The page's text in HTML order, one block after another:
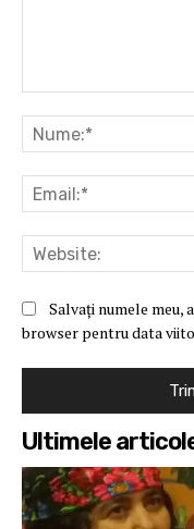
Salvați numele meu,
browser pentru data
Ultimele